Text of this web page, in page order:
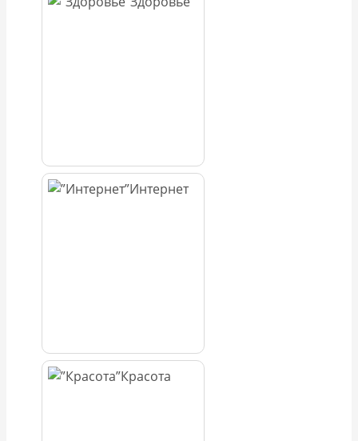
Интернет
Красота